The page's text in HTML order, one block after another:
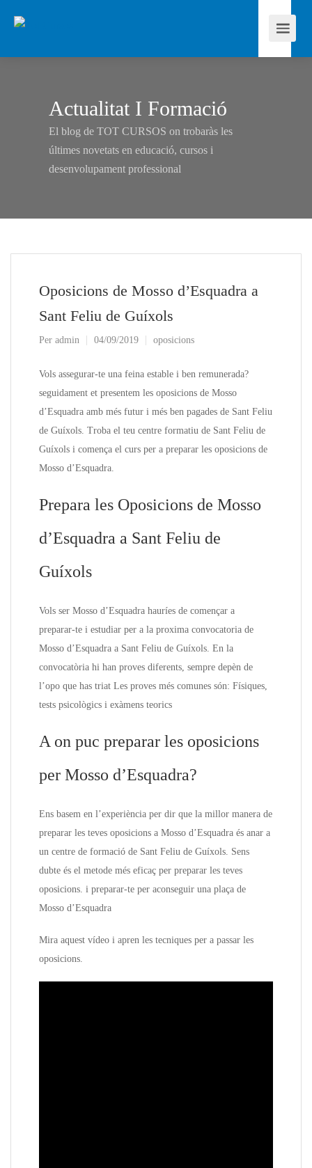
Actualitat I Formació
El blog de TOT CURSOS on trobaràs les
últimes novetats en educació, cursos i
desenvolupament professional
Oposicions de Mosso d’Esquadra a
Sant Feliu de Guíxols
Per admin 04/09/2019 oposicions
Vols assegurar-te una feina estable i ben remunerada?
seguidament et presentem les oposicions de Mosso
d’Esquadra amb més futur i més ben pagades de Sant Feliu
de Guíxols. Troba el teu centre formatiu de Sant Feliu de
Guíxols i comença el curs per a preparar les oposicions de
Mosso d’Esquadra.
Prepara les Oposicions de Mosso
d’Esquadra a Sant Feliu de
Guíxols
Vols ser Mosso d’Esquadra hauríes de començar a
preparar-te i estudiar per a la proxima convocatoria de
Mosso d’Esquadra a Sant Feliu de Guíxols. En la
convocatòria hi han proves diferents, sempre depèn de
l’opo que has triat Les proves més comunes són: Físiques,
tests psicològics i exàmens teorics
A on puc preparar les oposicions
per Mosso d’Esquadra?
Ens basem en l’experiència per dir que la millor manera de
preparar les teves oposicions a Mosso d’Esquadra és anar a
un centre de formació de Sant Feliu de Guíxols. Sens
dubte és el metode més eficaç per preparar les teves
oposicions. i preparar-te per aconseguir una plaça de
Mosso d’Esquadra
Mira aquest vídeo i apren les tecniques per a passar les
oposicions.